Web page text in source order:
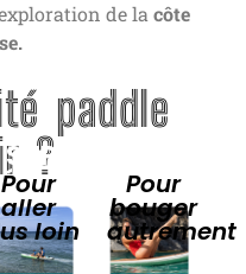
de la côte
paddle
?
SUP
Pour
aller
loin
Pilates
Pour
bouger
autrement